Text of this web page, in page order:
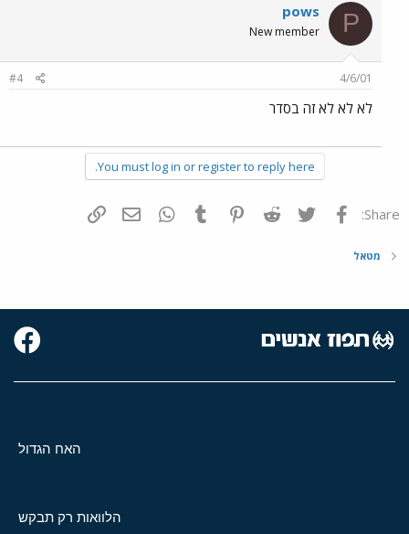
P
pows
New member
4/6/01
#4
לא לא לא זה בסדר
You must log in or register to reply here.
Share: פייסבוק Twitter
Reddit
Pinterest
Tumblr
WhatsAppדואר אלקטרוני
מטאל
האח הגדול
הלוואות רק תבקש